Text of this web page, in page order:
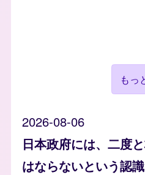
もっ
2026-08-06
日本政府には、二度
はならないという認